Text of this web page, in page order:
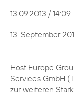
13.09.2013 / 14:09
13. September
Host Europe
Services GmbH
zur weiteren